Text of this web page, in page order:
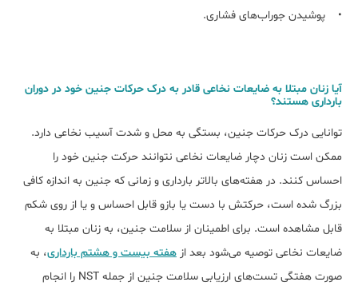
• پوشیدن جوراب‌های فشاری.
آیا زنان مبتلا به ضایعات نخاعی قادر به درک حرکات جنین خود در دوران
بارداری هستند؟
توانایی درک حرکات جنین، بستگی به محل و شدت آسیب نخاعی دارد.
ممکن است زنان دچار ضایعات نخاعی نتوانند حرکت جنین خود را
احساس کنند. در هفته‌‌های بالا‌تر بارداری و زمانی که جنین به اندازه کافی
بزرگ شده است، حرکتش با دست یا بازو قابل احساس و یا از روی شکم
قابل مشاهده است. برای اطمینان از سلامت جنین، به زنان مبتلا به
ضایعات نخاعی توصیه می‌شود بعد از هفته بیست و هشتم بارداری، به
صورت هفتگی تست‌های ارزیابی سلامت جنین از جمله NST را انجام